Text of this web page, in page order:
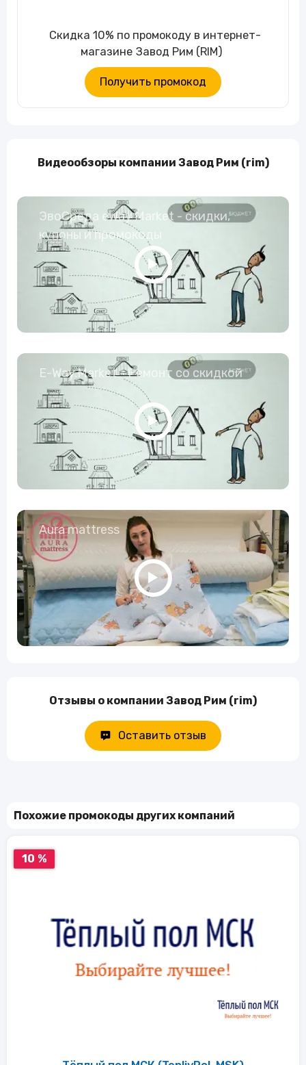
Скидка 10% по промокоду в интернет-
магазине Завод Рим (RIM)
Получить промокод
Видеообзоры компании Завод Рим (rim)
ЭвоСреда eWay Market - скидки,
купоны и промокоды
E-Way.Market - Ремонт со скидкой
Aura mattress
Отзывы о компании Завод Рим (rim)
Оставить отзыв
Похожие промокоды других компаний
10 %